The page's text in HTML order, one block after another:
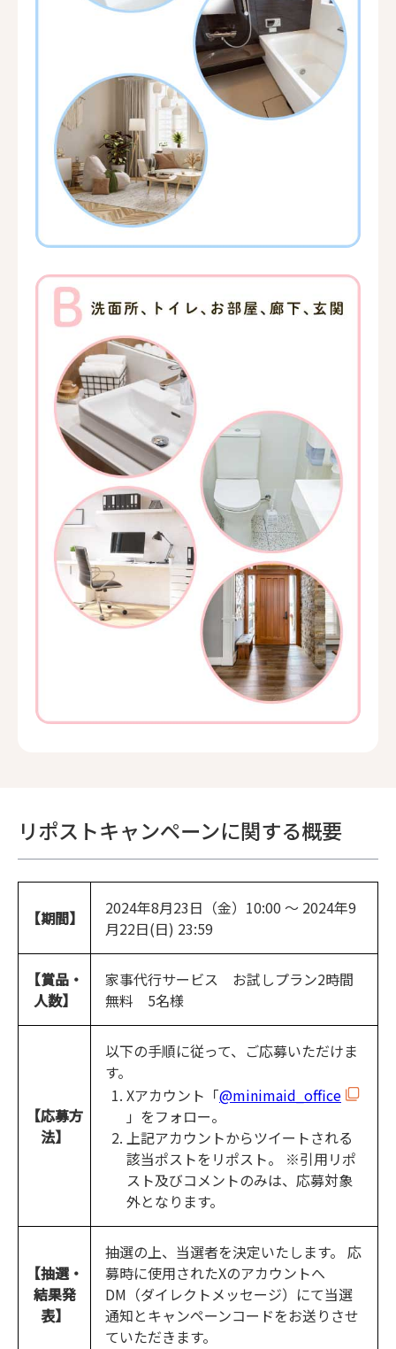
リポストキャンペーンに関する概要
【期間】
2024年8月23日（金）10:00 ～ 2024年9
月22日(日) 23:59
【賞品・
人数】
家事代行サービス お試しプラン2時間
無料 5名様
【応募方
法】
以下の手順に従って、ご応募いただけま
す。
Xアカウント「@minimaid_office
」をフォロー。
上記アカウントからツイートされる
該当ポストをリポスト。 ※引用リポ
スト及びコメントのみは、応募対象
外となります。
【抽選・
結果発
表】
抽選の上、当選者を決定いたします。 応
募時に使用されたXのアカウントへ
DM（ダイレクトメッセージ）にて当選
通知とキャンペーンコードをお送りさせ
ていただきます。